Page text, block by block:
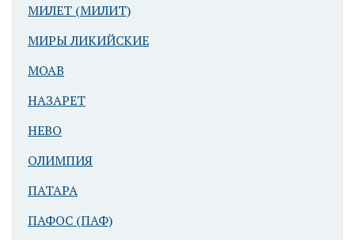
МИЛЕТ (МИЛИТ)
МИРЫ ЛИКИЙСКИЕ
МОАВ
НАЗАРЕТ
НЕВО
ОЛИМПИЯ
ПАТАРА
ПАФОС (ПАФ)